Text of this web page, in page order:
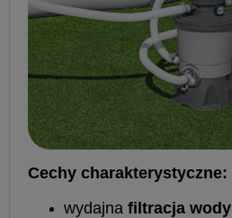
Cechy charakterystyczne:
wydajna filtracja wody